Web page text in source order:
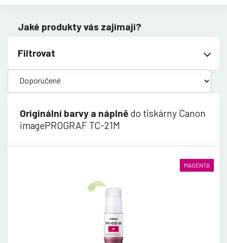
Jaké produkty vás zajímají?
Filtrovat
Originální barvy a náplně do tiskárny Canon
imagePROGRAF TC-21M
MAGENTA